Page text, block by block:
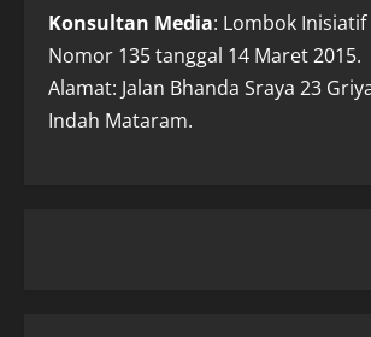
Konsultan Media: Lombok
Nomor 135 tanggal 14 Maret 2015.
Alamat: Jalan Bhanda Sraya 23
Indah Mataram.